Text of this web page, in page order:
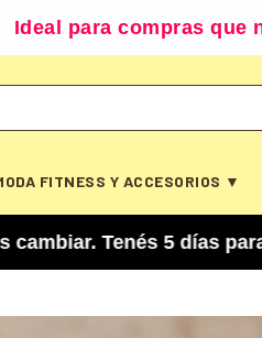
Ideal para compras que
FITNESS Y ACCESORIOS ▼
5 días para